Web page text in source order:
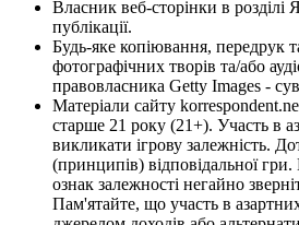
Власник веб-сторінки в розділі
публікації.
Будь-яке копіювання, передрук
фотографічних творів та/або
правовласника Getty Images -
Матеріали сайту
старше 21 року (21+). Участь в
викликати ігрову залежність.
(принципів) відповідальної
ознак залежності негайно
Пам'ятайте, що участь в